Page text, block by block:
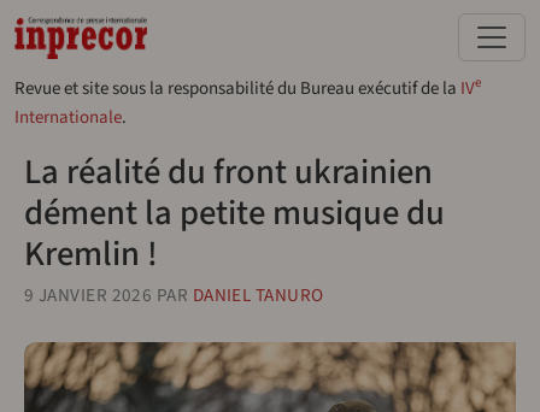
Aller au contenu principal
Revue et site sous la responsabilité du Bureau exécutif de la IVe
Internationale.
La réalité du front ukrainien
dément la petite musique du
Kremlin !
9 JANVIER 2026 PAR DANIEL TANURO